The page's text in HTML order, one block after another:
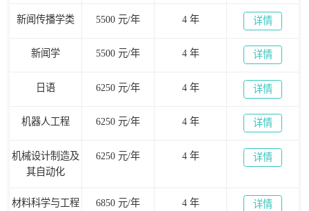
新闻传播学类 5500 元/年 4 年 详情
新闻学 5500 元/年 4 年 详情
日语 6250 元/年 4 年 详情
机器人工程 6250 元/年 4 年 详情
机械设计制造及
其自动化
6250 元/年 4 年 详情
材料科学与工程 6850 元/年 4 年 详情